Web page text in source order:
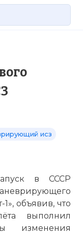
исз
в СССР
объявив, что
выполнил
изменения